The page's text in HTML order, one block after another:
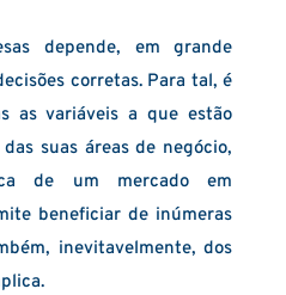
depende, em grande
corretas. Para tal, é
as variáveis a que estão
suas áreas de negócio,
de um mercado em
beneficiar de inúmeras
inevitavelmente, dos